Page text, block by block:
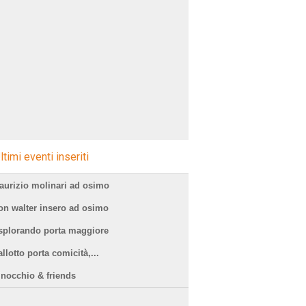
eventi inseriti
molinari ad osimo
walter insero ad osimo
porta maggiore
porta comicità,...
& friends